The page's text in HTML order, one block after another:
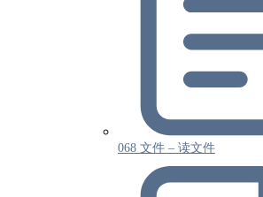
068 文件 – 读文件